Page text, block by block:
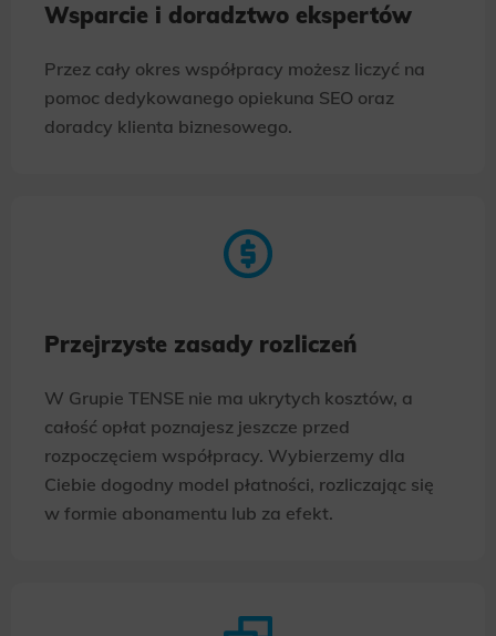
Wsparcie i doradztwo ekspertów
Przez cały okres współpracy możesz liczyć na
pomoc dedykowanego opiekuna SEO oraz
doradcy klienta biznesowego.
Przejrzyste zasady rozliczeń
W Grupie TENSE nie ma ukrytych kosztów, a
całość opłat poznajesz jeszcze przed
rozpoczęciem współpracy. Wybierzemy dla
Ciebie dogodny model płatności, rozliczając się
w formie abonamentu lub za efekt.